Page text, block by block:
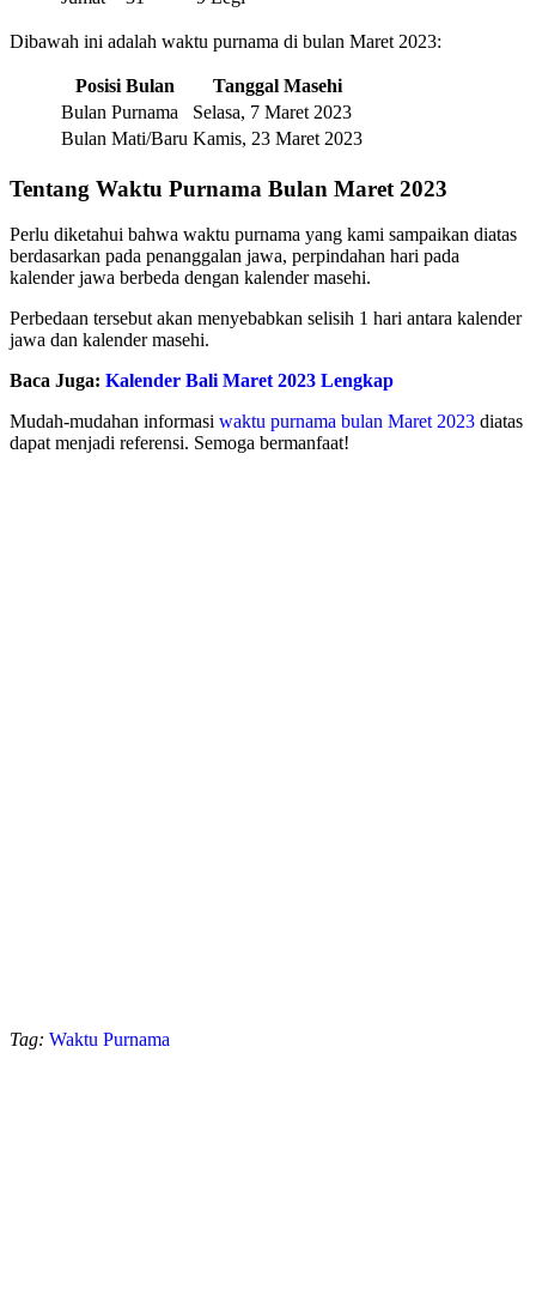
Dibawah ini adalah waktu purnama di bulan Maret 2023:
Posisi Bulan
Tanggal Masehi
Bulan Purnama
Selasa, 7 Maret 2023
Bulan Mati/Baru Kamis, 23 Maret 2023
Tentang Waktu Purnama Bulan Maret 2023
Perlu diketahui bahwa waktu purnama yang kami sampaikan diatas
berdasarkan pada penanggalan jawa, perpindahan hari pada
kalender jawa berbeda dengan kalender masehi.
Perbedaan tersebut akan menyebabkan selisih 1 hari antara kalender
jawa dan kalender masehi.
Baca Juga: Kalender Bali Maret 2023 Lengkap
Mudah-mudahan informasi waktu purnama bulan Maret 2023 diatas
dapat menjadi referensi. Semoga bermanfaat!
Tag: Waktu Purnama